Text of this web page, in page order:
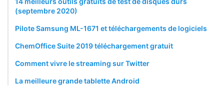
(septembre 2020)
Pilote Samsung ML-1671 et téléchargements de logiciels
ChemOffice Suite 2019 téléchargement gratuit
Comment vivre le streaming sur Twitter
La meilleure grande tablette Android